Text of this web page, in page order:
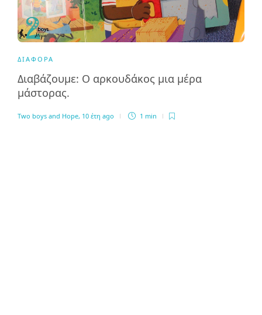
ΔΙΆΦΟΡΑ
Διαβάζουμε: Ο αρκουδάκος μια μέρα
μάστορας.
Two boys and Hope, 10 έτη ago 1 min